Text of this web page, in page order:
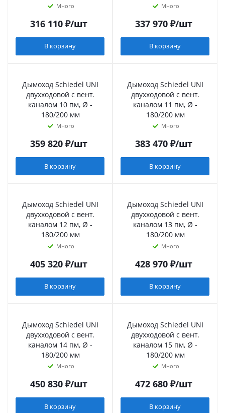
Много
316 110₽/шт
В корзину
Много
337 970₽/шт
В корзину
Дымоход Schiedel UNI
двухходовой с вент.
каналом 10 пм, Ø -
180/200 мм
Много
359 820₽/шт
В корзину
Дымоход Schiedel UNI
двухходовой с вент.
каналом 11 пм, Ø -
180/200 мм
Много
383 470₽/шт
В корзину
Дымоход Schiedel UNI
двухходовой с вент.
каналом 12 пм, Ø -
180/200 мм
Много
405 320₽/шт
В корзину
Дымоход Schiedel UNI
двухходовой с вент.
каналом 13 пм, Ø -
180/200 мм
Много
428 970₽/шт
В корзину
Дымоход Schiedel UNI
двухходовой с вент.
каналом 14 пм, Ø -
180/200 мм
Много
450 830₽/шт
В корзину
Дымоход Schiedel UNI
двухходовой с вент.
каналом 15 пм, Ø -
180/200 мм
Много
472 680₽/шт
В корзину